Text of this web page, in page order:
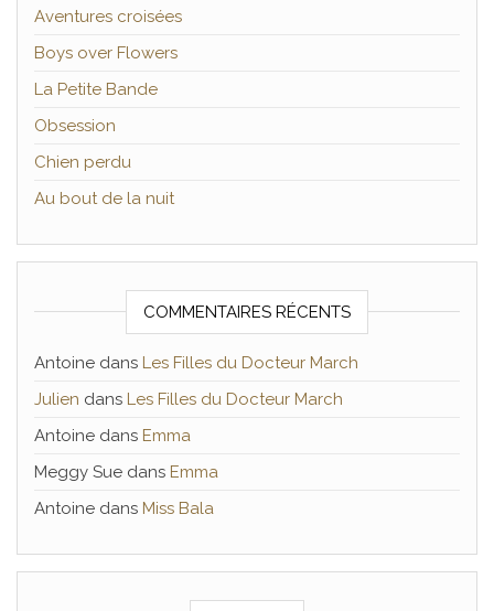
Aventures croisées
Boys over Flowers
La Petite Bande
Obsession
Chien perdu
Au bout de la nuit
COMMENTAIRES RÉCENTS
Antoine dans Les Filles du Docteur March
Julien dans Les Filles du Docteur March
Antoine dans Emma
Meggy Sue dans Emma
Antoine dans Miss Bala